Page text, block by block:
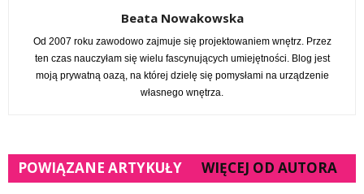
Beata Nowakowska
Od 2007 roku zawodowo zajmuje się projektowaniem wnętrz. Przez
ten czas nauczyłam się wielu fascynujących umiejętności. Blog jest
moją prywatną oazą, na której dzielę się pomysłami na urządzenie
własnego wnętrza.
POWIĄZANE ARTYKUŁY WIĘCEJ OD AUTORA